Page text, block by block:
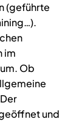
(geführte
im
Ob
und